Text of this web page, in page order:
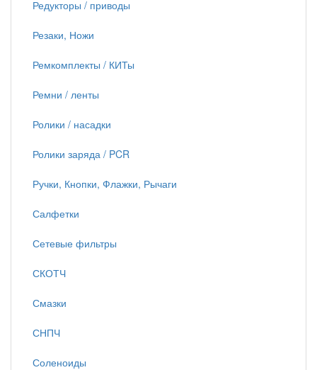
Редукторы / приводы
Резаки, Ножи
Ремкомплекты / КИТы
Ремни / ленты
Ролики / насадки
Ролики заряда / PCR
Ручки, Кнопки, Флажки, Рычаги
Салфетки
Сетевые фильтры
СКОТЧ
Смазки
СНПЧ
Соленоиды